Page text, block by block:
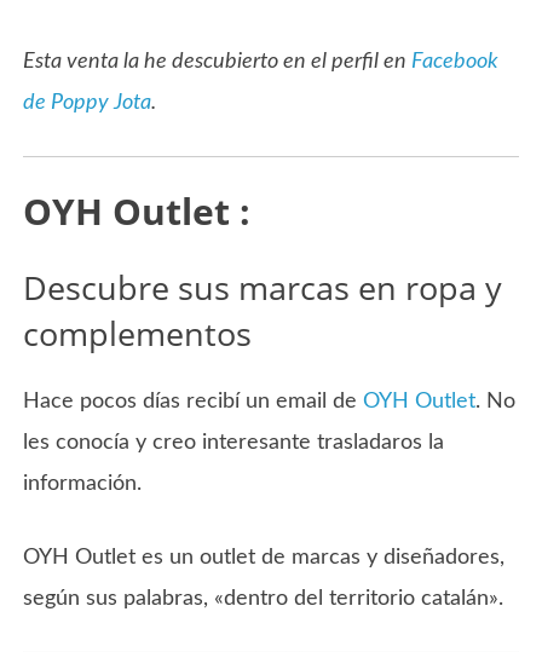
Esta venta la he descubierto en el perfil en Facebook
de Poppy Jota.
OYH Outlet :
Descubre sus marcas en ropa y
complementos
Hace pocos días recibí un email deOYH Outlet. No
les conocía y creo interesante trasladaros la
información.
OYH Outlet es un outlet de marcas y diseñadores,
según sus palabras, «dentro del territorio catalán».